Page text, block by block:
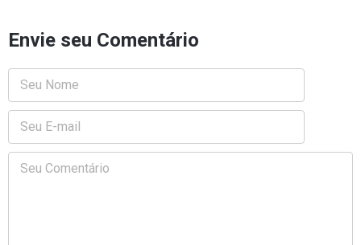
Envie seu Comentário